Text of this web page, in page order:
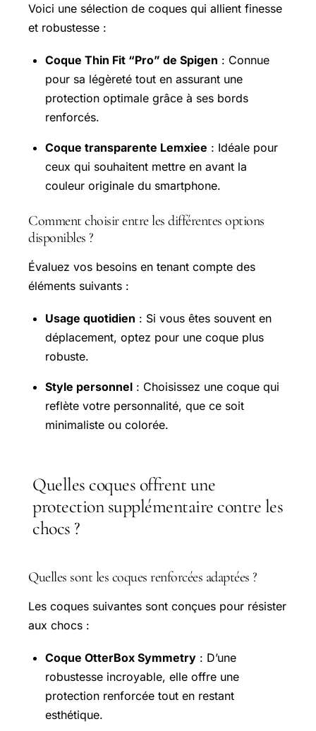
Voici une sélection de coques qui allient finesse
et robustesse :
Coque Thin Fit “Pro” de Spigen : Connue
pour sa légèreté tout en assurant une
protection optimale grâce à ses bords
renforcés.
Coque transparente Lemxiee : Idéale pour
ceux qui souhaitent mettre en avant la
couleur originale du smartphone.
Comment choisir entre les différentes options
disponibles ?
Évaluez vos besoins en tenant compte des
éléments suivants :
Usage quotidien : Si vous êtes souvent en
déplacement, optez pour une coque plus
robuste.
Style personnel : Choisissez une coque qui
reflète votre personnalité, que ce soit
minimaliste ou colorée.
Quelles coques offrent une
protection supplémentaire contre les
chocs ?
Quelles sont les coques renforcées adaptées ?
Les coques suivantes sont conçues pour résister
aux chocs :
Coque OtterBox Symmetry : D’une
robustesse incroyable, elle offre une
protection renforcée tout en restant
esthétique.